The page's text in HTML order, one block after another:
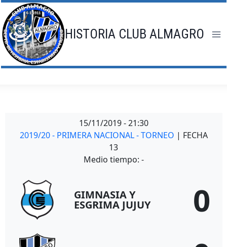
Saltar
al
contenido
HISTORIA CLUB ALMAGRO
15/11/2019 - 21:30
2019/20 - PRIMERA NACIONAL - TORNEO | FECHA
13
Medio tiempo: -
GIMNASIA Y
ESGRIMA JUJUY 0